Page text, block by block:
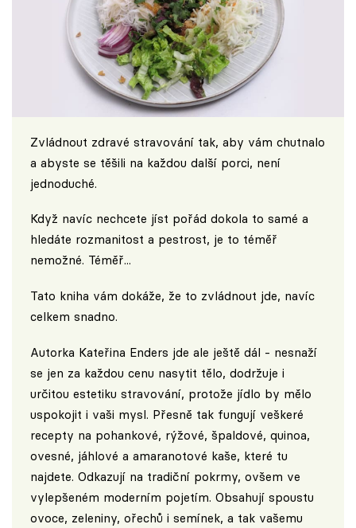
Zvládnout zdravé stravování tak, aby vám chutnalo
a abyste se těšili na každou další porci, není
jednoduché.
Když navíc nechcete jíst pořád dokola to samé a
hledáte rozmanitost a pestrost, je to téměř
nemožné. Téměř...
Tato kniha vám dokáže, že to zvládnout jde, navíc
celkem snadno.
Autorka Kateřina Enders jde ale ještě dál - nesnaží
se jen za každou cenu nasytit tělo, dodržuje i
určitou estetiku stravování, protože jídlo by mělo
uspokojit i vaši mysl. Přesně tak fungují veškeré
recepty na pohankové, rýžové, špaldové, quinoa,
ovesné, jáhlové a amaranotové kaše, které tu
najdete. Odkazují na tradiční pokrmy, ovšem ve
vylepšeném moderním pojetím. Obsahují spoustu
ovoce, zeleniny, ořechů i semínek, a tak vašemu